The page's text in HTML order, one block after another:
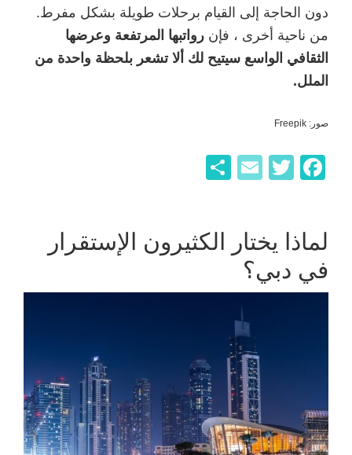
دون الحاجة إلى القيام برحلات طويلة بشكل مفرط.
من ناحية أخرى ، فإن رواتبها المرتفعة وعرضها
الثقافي الواسع سيتيح لك ألا تشعر بلحظة واحدة من
الملل.
صور: Freepik
F
e
b
o
T
er
E
لماذا يختار الكثيرون الإستقرار
في دبي؟